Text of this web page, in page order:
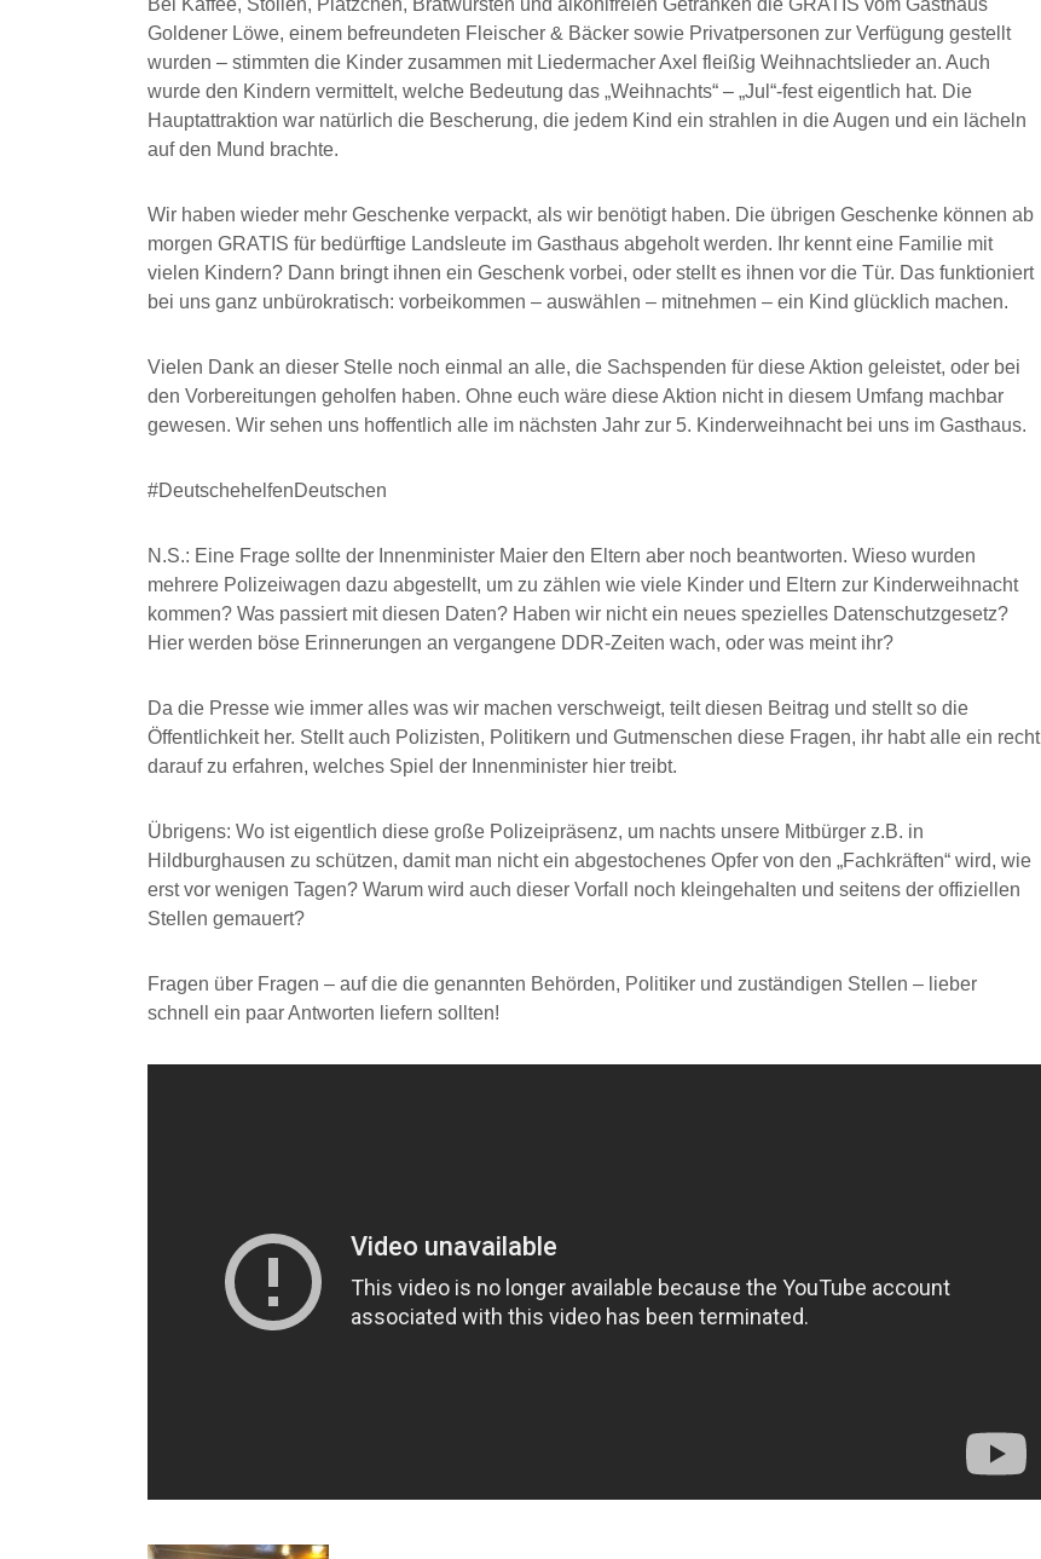
Bei Kaffee, Stollen, Plätzchen, Bratwürsten und alkohlfreien Getränken die GRATIS vom Gasthaus
Goldener Löwe, einem befreundeten Fleischer & Bäcker sowie Privatpersonen zur Verfügung gestellt
wurden – stimmten die Kinder zusammen mit Liedermacher Axel fleißig Weihnachtslieder an. Auch
wurde den Kindern vermittelt, welche Bedeutung das „Weihnachts“ – „Jul“-fest eigentlich hat. Die
Hauptattraktion war natürlich die Bescherung, die jedem Kind ein strahlen in die Augen und ein lächeln
auf den Mund brachte.
Wir haben wieder mehr Geschenke verpackt, als wir benötigt haben. Die übrigen Geschenke können ab
morgen GRATIS für bedürftige Landsleute im Gasthaus abgeholt werden. Ihr kennt eine Familie mit
vielen Kindern? Dann bringt ihnen ein Geschenk vorbei, oder stellt es ihnen vor die Tür. Das funktioniert
bei uns ganz unbürokratisch: vorbeikommen – auswählen – mitnehmen – ein Kind glücklich machen.
Vielen Dank an dieser Stelle noch einmal an alle, die Sachspenden für diese Aktion geleistet, oder bei
den Vorbereitungen geholfen haben. Ohne euch wäre diese Aktion nicht in diesem Umfang machbar
gewesen. Wir sehen uns hoffentlich alle im nächsten Jahr zur 5. Kinderweihnacht bei uns im Gasthaus.
#DeutschehelfenDeutschen
N.S.: Eine Frage sollte der Innenminister Maier den Eltern aber noch beantworten. Wieso wurden
mehrere Polizeiwagen dazu abgestellt, um zu zählen wie viele Kinder und Eltern zur Kinderweihnacht
kommen? Was passiert mit diesen Daten? Haben wir nicht ein neues spezielles Datenschutzgesetz?
Hier werden böse Erinnerungen an vergangene DDR-Zeiten wach, oder was meint ihr?
Da die Presse wie immer alles was wir machen verschweigt, teilt diesen Beitrag und stellt so die
Öffentlichkeit her. Stellt auch Polizisten, Politikern und Gutmenschen diese Fragen, ihr habt alle ein recht
darauf zu erfahren, welches Spiel der Innenminister hier treibt.
Übrigens: Wo ist eigentlich diese große Polizeipräsenz, um nachts unsere Mitbürger z.B. in
Hildburghausen zu schützen, damit man nicht ein abgestochenes Opfer von den „Fachkräften“ wird, wie
erst vor wenigen Tagen? Warum wird auch dieser Vorfall noch kleingehalten und seitens der offiziellen
Stellen gemauert?
Fragen über Fragen – auf die die genannten Behörden, Politiker und zuständigen Stellen – lieber
schnell ein paar Antworten liefern sollten!